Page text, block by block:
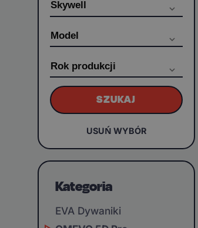
SZUKAJ
USUŃ WYBÓR
Kategoria
EVA Dywaniki